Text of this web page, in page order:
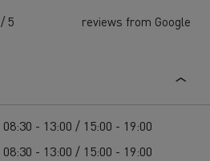
/ 5 reviews from Google
08:30 - 13:00 / 15:00 - 19:00
08:30 - 13:00 / 15:00 - 19:00